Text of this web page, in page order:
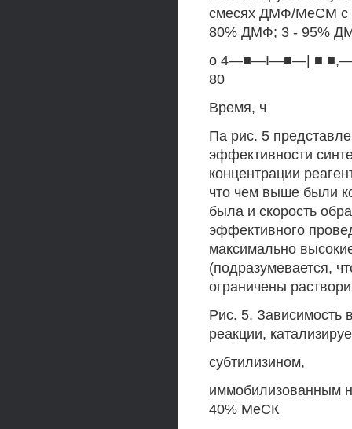
смесях ДМФ/МеСМ с
80% ДМФ; 3 - 95%
о 4—■—I—■—| ■
80
Время, ч
Па рис. 5
эффективности
концентрации
что чем выше были
была и скорость
эффективного
максимально
(подразумевается,
ограничены
Рис. 5.
реакции,
субтилизином,
иммобилизованным
40% МеСК